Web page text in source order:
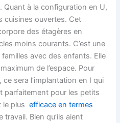
Quant à la configuration en U,
cuisines ouvertes. Cet
des étagères en
moins courants. C’est une
avec des enfants. Elle
de l’espace. Pour
sera l’implantation en I qui
parfaitement pour les petits
le plusefficace en termes
travail. Bien qu’ils aient